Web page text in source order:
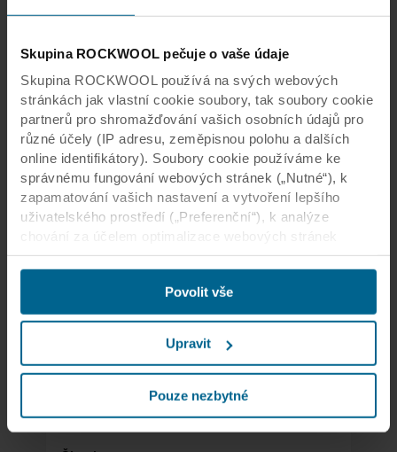
Skupina ROCKWOOL pečuje o vaše údaje
Skupina ROCKWOOL používá na svých webových
stránkách jak vlastní cookie soubory, tak soubory cookie
partnerů pro shromažďování vašich osobních údajů pro
různé účely (IP adresu, zeměpisnou polohu a dalších
online identifikátory). Soubory cookie používáme ke
správnému fungování webových stránek („Nutné“), k
zapamatování vašich nastavení a vytvoření lepšího
uživatelského prostředí („Preferenční“), k analýze
(„Statistické“) a k cílení obsahu či reklam v sociálních
médiích a na externích webových stránkách podle
vašeho chování na našich webech („Marketingové“).
Informace o využívání našich webových stránek
oblasti sociálních médií, reklamy a analýzy. Naši
obchodní partneři mohou tyto údaje kombinovat s dalšími
informacemi poskytnutými v minulosti nebo
shromážděnými prostřednictvím vašeho využívání jejich
služeb. Partner může mít sídlo v třetích zemích s
Povolit vše
Upravit
Pouze nezbytné
Kancelář JLL
Na Evropském náměstí ve Varšavě, jednom z
nejproslulejších míst tohoto hlavního města, se
kancelářských prostor.